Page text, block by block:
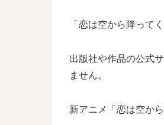
「恋は空から降って
出版社や作品の公式
ません。
新アニメ「恋は空か